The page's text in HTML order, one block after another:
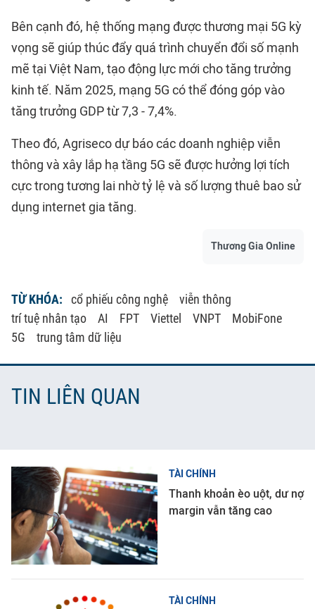
Bên cạnh đó, hệ thống mạng được thương mại 5G kỳ
vọng sẽ giúp thúc đẩy quá trình chuyển đổi số mạnh
mẽ tại Việt Nam, tạo động lực mới cho tăng trưởng
kinh tế. Năm 2025, mạng 5G có thể đóng góp vào
tăng trưởng GDP từ 7,3 - 7,4%.
Theo đó, Agriseco dự báo các doanh nghiệp viễn
thông và xây lắp hạ tầng 5G sẽ được hưởng lợi tích
cực trong tương lai nhờ tỷ lệ và số lượng thuê bao sử
dụng internet gia tăng.
Thương Gia Online
TỪ KHÓA: cổ phiếu công nghệ
viễn thông
trí tuệ nhân tạo
AI FPT Viettel VNPT
MobiFone
5G
trung tâm dữ liệu
TIN LIÊN QUAN
TÀI CHÍNH
Thanh khoản èo uột, dư nợ
margin vẫn tăng cao
TÀI CHÍNH